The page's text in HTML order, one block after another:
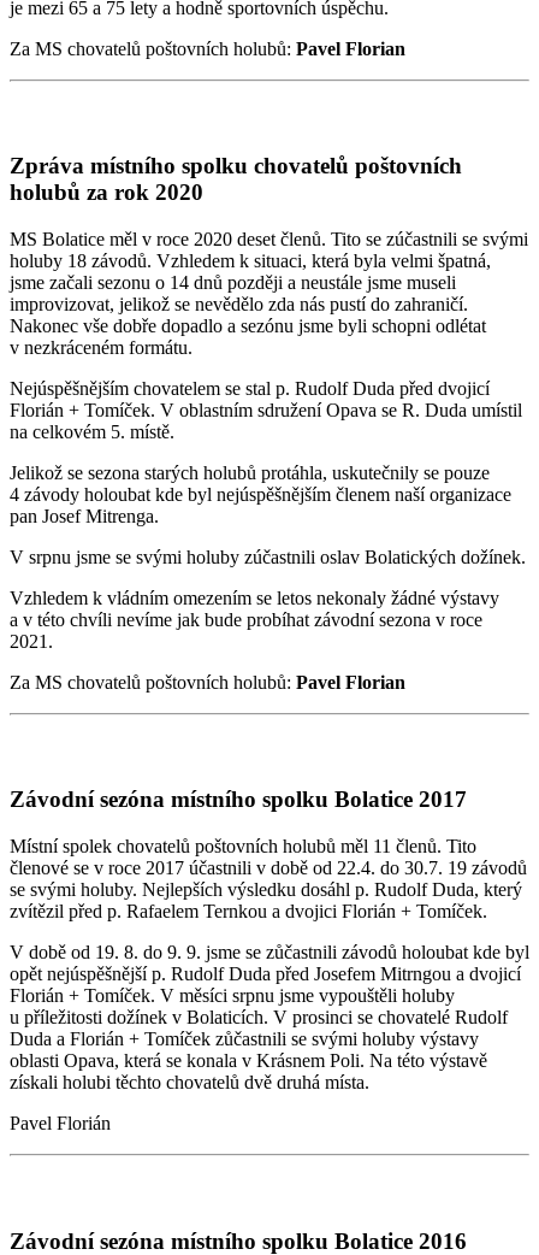
je mezi 65 a 75 lety a hodně sportovních úspěchu.
Za MS chovatelů poštovních holubů: Pavel Florian
Zpráva místního spolku chovatelů poštovních
holubů za rok 2020
MS Bolatice měl v roce 2020 deset členů. Tito se zúčastnili se svými
holuby 18 závodů. Vzhledem k situaci, která byla velmi špatná,
jsme začali sezonu o 14 dnů později a neustále jsme museli
improvizovat, jelikož se nevědělo zda nás pustí do zahraničí.
Nakonec vše dobře dopadlo a sezónu jsme byli schopni odlétat
v nezkráceném formátu.
Nejúspěšnějším chovatelem se stal p. Rudolf Duda před dvojicí
Florián + Tomíček. V oblastním sdružení Opava se R. Duda umístil
na celkovém 5. místě.
Jelikož se sezona starých holubů protáhla, uskutečnily se pouze
4 závody holoubat kde byl nejúspěšnějším členem naší organizace
pan Josef Mitrenga.
V srpnu jsme se svými holuby zúčastnili oslav Bolatických dožínek.
Vzhledem k vládním omezením se letos nekonaly žádné výstavy
a v této chvíli nevíme jak bude probíhat závodní sezona v roce
2021.
Za MS chovatelů poštovních holubů: Pavel Florian
Závodní sezóna místního spolku Bolatice 2017
Místní spolek chovatelů poštovních holubů měl 11 členů. Tito
členové se v roce 2017 účastnili v době od 22.4. do 30.7. 19 závodů
se svými holuby. Nejlepších výsledku dosáhl p. Rudolf Duda, který
zvítězil před p. Rafaelem Ternkou a dvojici Florián + Tomíček.
V době od 19. 8. do 9. 9. jsme se zůčastnili závodů holoubat kde byl
opět nejúspěšnější p. Rudolf Duda před Josefem Mitrngou a dvojicí
Florián + Tomíček. V měsíci srpnu jsme vypouštěli holuby
u příležitosti dožínek v Bolaticích. V prosinci se chovatelé Rudolf
Duda a Florián + Tomíček zůčastnili se svými holuby výstavy
oblasti Opava, která se konala v Krásnem Poli. Na této výstavě
získali holubi těchto chovatelů dvě druhá místa.
Pavel Florián
Závodní sezóna místního spolku Bolatice 2016